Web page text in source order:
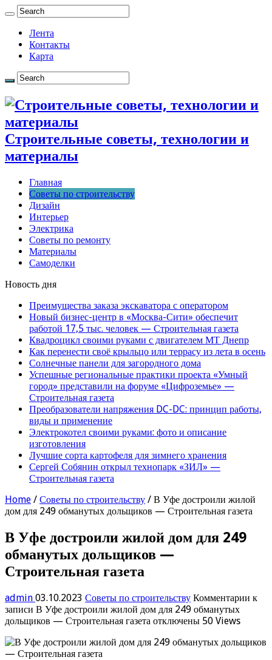
Лента
Контакты
Карта
Строительные советы, технологии и
материалы
Главная
Советы по строительству
Дизайн
Интерьер
Электрика
Советы по ремонту
Материалы
Самоделки
Новость дня
Преимущества заказа экскаватора с оператором
Новый бизнес-центр в «Москва-Сити» обеспечит
работой 17,5 тыс. человек — Строительная газета
Квадроцикл своими руками с двигателем МТ Днепр
Как перенести своё крыльцо или террасу из лета в осень
Солнечные панели для загородного дома
Успешные региональные практики проекта «Умный
город» представили на форуме «Цифроземье» —
Строительная газета
Преобразователи напряжения DC-DC: принцип работы,
виды и применение
Электрокотел своими руками: фото и описание
изготовления
Лучшие сорта картофеля для зимнего хранения
Сергей Собянин открыл технопарк «ЗИЛ» —
Строительная газета
Home / Советы по строительству / В Уфе достроили жилой
дом для 249 обманутых дольщиков — Строительная газета
В Уфе достроили жилой дом для 249
обманутых дольщиков —
Строительная газета
admin 03.10.2023 Советы по строительству Комментарии к
записи В Уфе достроили жилой дом для 249 обманутых
дольщиков — Строительная газета отключены 50 Views